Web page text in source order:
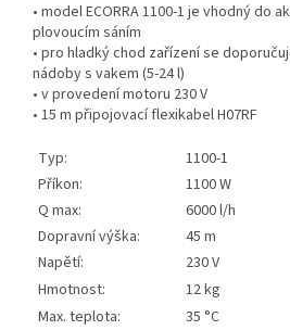
• model ECORRA 1100-1 je vhodný do
plovoucím sáním
• pro hladký chod zařízení se
nádoby s vakem (5-24 l)
• v provedení motoru 230 V
• 15 m připojovací flexikabel H07RF
Typ:
1100-1
Příkon:
1100 W
Q max:
6000 l/h
Dopravní výška:
45 m
Napětí:
230 V
Hmotnost:
12 kg
Max. teplota:
35 °C